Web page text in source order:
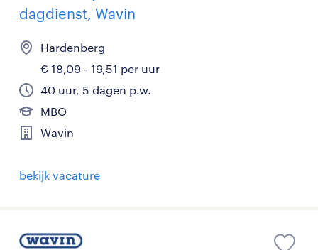
dagdienst, Wavin
Hardenberg
€ 18,09 - 19,51 per uur
40 uur, 5 dagen p.w.
MBO
Wavin
bekijk vacature